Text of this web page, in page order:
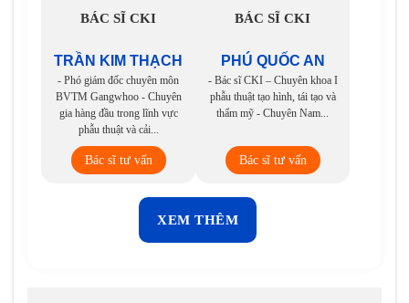
BÁC SĨ CKI
TRẦN KIM THẠCH
- Phó giám đốc chuyên môn
BVTM Gangwhoo - Chuyên
gia hàng đầu trong lĩnh vực
phẫu thuật và cải...
Bác sĩ tư vấn
BÁC SĨ CKI
PHÚ QUỐC AN
- Bác sĩ CKI – Chuyên khoa I
phẫu thuật tạo hình, tái tạo và
thẩm mỹ - Chuyên Nam...
Bác sĩ tư vấn
XEM THÊM